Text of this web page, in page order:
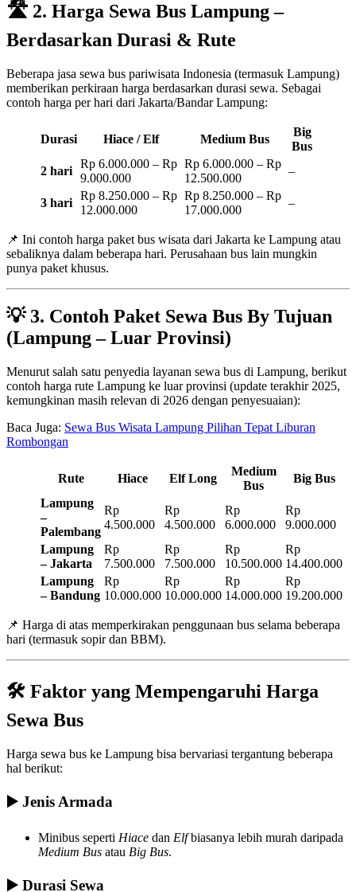
🛣️ 2. Harga Sewa Bus Lampung –
Berdasarkan Durasi & Rute
Beberapa jasa sewa bus pariwisata Indonesia (termasuk Lampung)
memberikan perkiraan harga berdasarkan durasi sewa. Sebagai
contoh harga per hari dari Jakarta/Bandar Lampung:
Durasi Hiace / Elf Medium Bus
Big
Bus
2 hari
Rp 6.000.000 – Rp
9.000.000
Rp 6.000.000 – Rp
12.500.000
–
3 hari
Rp 8.250.000 – Rp
12.000.000
Rp 8.250.000 – Rp
17.000.000
–
📌 Ini contoh harga paket bus wisata dari Jakarta ke Lampung atau
sebaliknya dalam beberapa hari. Perusahaan bus lain mungkin
punya paket khusus.
💡 3. Contoh Paket Sewa Bus By Tujuan
(Lampung – Luar Provinsi)
Menurut salah satu penyedia layanan sewa bus di Lampung, berikut
contoh harga rute Lampung ke luar provinsi (update terakhir 2025,
kemungkinan masih relevan di 2026 dengan penyesuaian):
Baca Juga: Sewa Bus Wisata Lampung Pilihan Tepat Liburan
Rombongan
Rute Hiace Elf Long
Medium
Bus
Big Bus
Lampung
–
Palembang
Rp
4.500.000
Rp
4.500.000
Rp
6.000.000
Rp
9.000.000
Lampung
– Jakarta
Rp
7.500.000
Rp
7.500.000
Rp
10.500.000
Rp
14.400.000
Lampung
– Bandung
Rp
10.000.000
Rp
10.000.000
Rp
14.000.000
Rp
19.200.000
📌 Harga di atas memperkirakan penggunaan bus selama beberapa
hari (termasuk sopir dan BBM).
🛠️ Faktor yang Mempengaruhi Harga
Sewa Bus
Harga sewa bus ke Lampung bisa bervariasi tergantung beberapa
hal berikut:
▶️ Jenis Armada
Minibus seperti Hiace dan Elfbiasanya lebih murah daripada
Medium Bus atau Big Bus.
▶️ Durasi Sewa